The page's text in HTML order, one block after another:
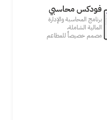
فودكس محاسبي
برنامج المحاسبة والإدارة
المالية الشاملة،
مصمم خصيصاً للمطاعم